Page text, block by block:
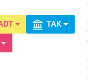
TAK